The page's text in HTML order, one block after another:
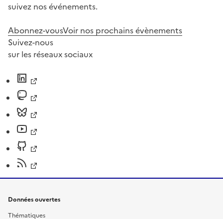
suivez nos événements.
Abonnez-vousVoir nos prochains évènements
Suivez-nous
sur les réseaux sociaux
Données ouvertes
Thématiques